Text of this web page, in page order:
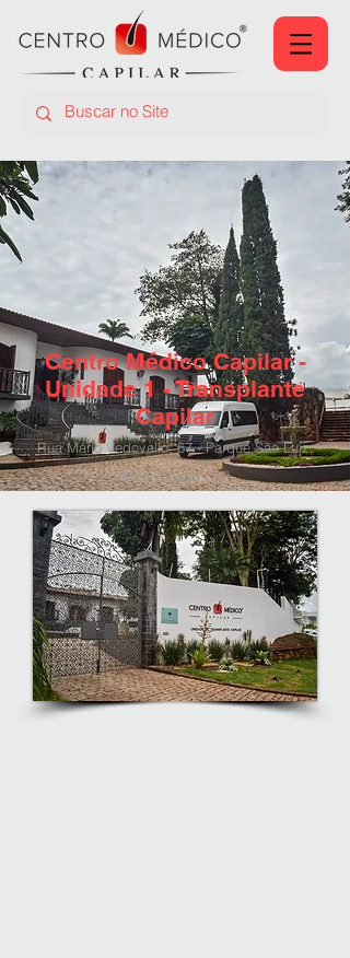
Centro Médico Capilar -
Unidade 1 - Transplante
Capilar
Rua Mário Vedovello, 67 - Parque São Luiz,
Mogi Guaçu - SP